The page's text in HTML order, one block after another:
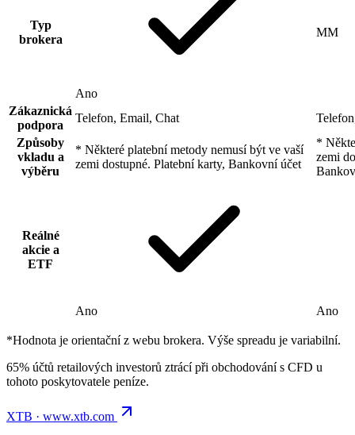
Typ
brokera
Ano
MM
Zákaznická
podpora
Telefon, Email, Chat
Způsoby
vkladu a
výběru
* Některé platební metody nemusí být ve vaší
zemi dostupné. Platební karty, Bankovní účet
*
zemi
Reálné
akcie a
ETF
Ano Ano
*Hodnota je orientační z webu brokera. Výše spreadu je variabilní.
65% účtů retailových investorů ztrácí při obchodování s CFD u
tohoto poskytovatele peníze.
XTB · www.xtb.com